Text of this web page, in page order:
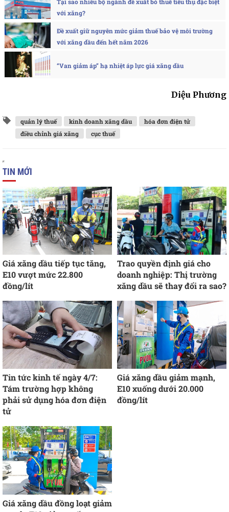
với xăng?
Đề xuất giữ nguyên mức giảm thuế bảo vệ môi trường
với xăng dầu đến hết năm 2026
“Van giảm áp” hạ nhiệt áp lực giá xăng dầu
Diệu Phương
quản lý thuế kinh doanh xăng dầu
hóa đơn điện tử
điều chỉnh giá xăng
cục thuế
TIN MỚI
Giá xăng dầu tiếp tục tăng,
E10 vượt mức 22.800
đồng/lít
Trao quyền định giá cho
doanh nghiệp: Thị trường
xăng dầu sẽ thay đổi ra sao?
Tin tức kinh tế ngày 4/7:
Tám trường hợp không
phải sử dụng hóa đơn điện
tử
Giá xăng dầu giảm mạnh,
E10 xuống dưới 20.000
đồng/lít
Giá xăng dầu đồng loạt giảm